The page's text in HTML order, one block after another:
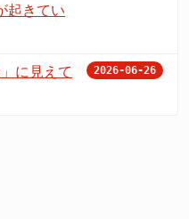
起きてい
に見えて
2026-06-26